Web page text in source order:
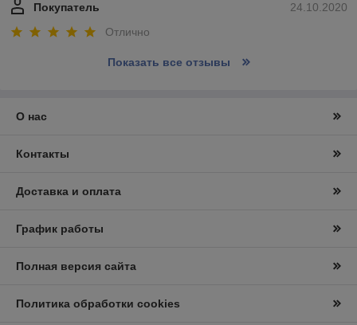
24.10.2020
Покупатель
Отлично
Показать все отзывы
О нас
Контакты
Доставка и оплата
График работы
Полная версия сайта
Политика обработки cookies